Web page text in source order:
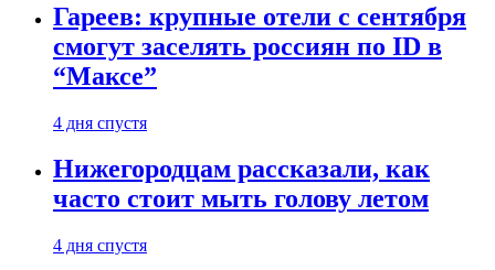
Гареев: крупные отели с сентября
смогут заселять россиян по ID в
“Максе”
4 дня спустя
Нижегородцам рассказали, как
часто стоит мыть голову летом
4 дня спустя